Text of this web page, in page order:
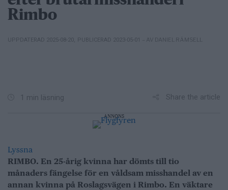
Rimbo
UPPDATERAD 2025-08-20 PUBLICERAD 2023-05-01 – AV DANIEL RÄMSELL
1 min läsning Share the article
ANNONS
Lyssna
RIMBO. En 25-årig kvinna har dömts till tio
månaders fängelse för en våldsam misshandel av en
annan kvinna på Roslagsvägen i Rimbo. En väktare